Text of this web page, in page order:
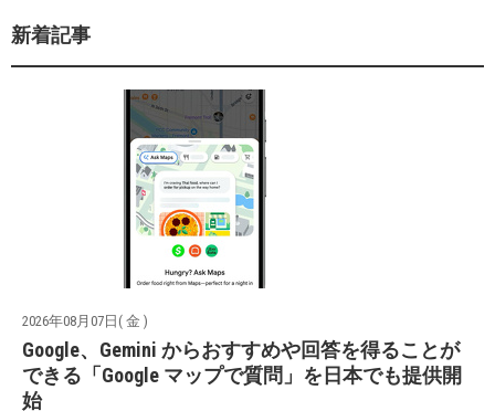
新着記事
2026年08月07日( 金 )
Google、Gemini からおすすめや回答を得ることが
できる「Google マップで質問」を日本でも提供開
始